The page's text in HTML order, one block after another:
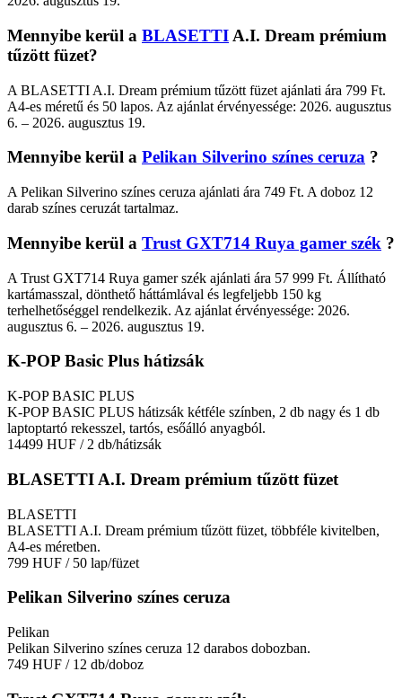
Mennyibe kerül a BLASETTI A.I. Dream prémium
tűzött füzet?
A BLASETTI A.I. Dream prémium tűzött füzet ajánlati ára 799 Ft.
A4-es méretű és 50 lapos. Az ajánlat érvényessége: 2026. augusztus
6. – 2026. augusztus 19.
Mennyibe kerül a Pelikan Silverino színes ceruza ?
A Pelikan Silverino színes ceruza ajánlati ára 749 Ft. A doboz 12
darab színes ceruzát tartalmaz.
Mennyibe kerül a Trust GXT714 Ruya gamer szék ?
A Trust GXT714 Ruya gamer szék ajánlati ára 57 999 Ft. Állítható
kartámasszal, dönthető háttámlával és legfeljebb 150 kg
terhelhetőséggel rendelkezik. Az ajánlat érvényessége: 2026.
augusztus 6. – 2026. augusztus 19.
K-POP Basic Plus hátizsák
K-POP BASIC PLUS
K-POP BASIC PLUS hátizsák kétféle színben, 2 db nagy és 1 db
laptoptartó rekesszel, tartós, esőálló anyagból.
14499 HUF / 2 db/hátizsák
BLASETTI A.I. Dream prémium tűzött füzet
BLASETTI
BLASETTI A.I. Dream prémium tűzött füzet, többféle kivitelben,
A4-es méretben.
799 HUF / 50 lap/füzet
Pelikan Silverino színes ceruza
Pelikan
Pelikan Silverino színes ceruza 12 darabos dobozban.
749 HUF / 12 db/doboz